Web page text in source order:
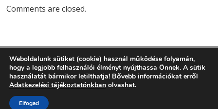
Comments are closed.
Eco Recycling @2014 by
Weboldalunk sütiket (cookie) használ működése folyamán,
hogy a legjobb felhasználói élményt nyújthassa Önnek. A sütik
használatát bármikor letilthatja! Bővebb információkat erről
Adatkezelési tájékoztatónkban olvashat.
Elfogad